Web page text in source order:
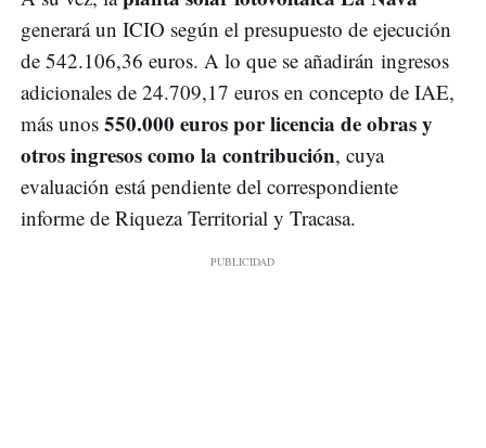
generará un ICIO según el presupuesto de ejecución
de 542.106,36 euros. A lo que se añadirán ingresos
adicionales de 24.709,17 euros en concepto de IAE,
más unos 550.000 euros por licencia de obras y
otros ingresos como la contribución, cuya
evaluación está pendiente del correspondiente
informe de Riqueza Territorial y Tracasa.